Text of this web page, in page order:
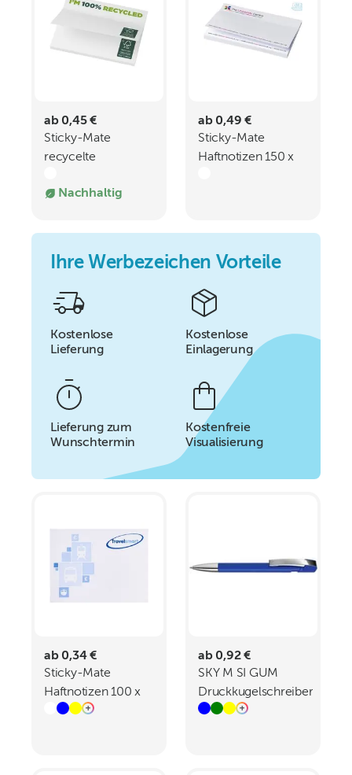
ab 0,45 €
Sticky-Mate
recycelte
75 mm
Nachhaltig
ab 0,49 €
Sticky-Mate
Haftnotizen 150 x
Ihre Werbezeichen Vorteile
Kostenlose
Lieferung
Kostenlose
Einlagerung
Lieferung zum
Wunschtermin
Kostenfreie
Visualisierung
ab 0,34 €
Sticky-Mate
Haftnotizen 100 x
75 mm
ab 0,92 €
SKY M SI GUM
Druckkugelschreiber